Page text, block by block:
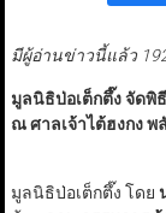
มีผู้อ่านข่าวนี้แล้ว
มูลนิธิป่อเต็กตึ๊ง จัดพิ
ณ ศาลเจ้าไต้ฮงกง พ
มูลนิธิป่อเต็กตึ๊ง โดย